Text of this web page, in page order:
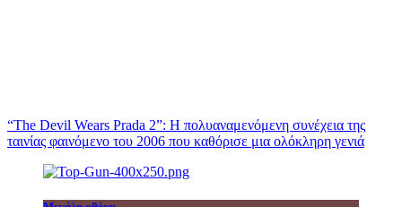
“The Devil Wears Prada 2”: Η πολυαναμενόμενη συνέχεια της
ταινίας φαινόμενο του 2006 που καθόρισε μια ολόκληρη γενιά